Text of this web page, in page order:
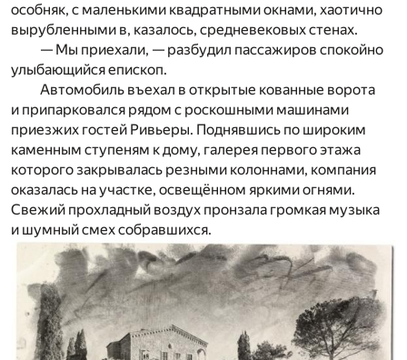
особняк, с маленькими квадратными окнами, хаотично
вырубленными в, казалось, средневековых стенах.
— Мы приехали, — разбудил пассажиров спокойно
улыбающийся епископ.
Автомобиль въехал в открытые кованные ворота
и припарковался рядом с роскошными машинами
приезжих гостей Ривьеры. Поднявшись по широким
каменным ступеням к дому, галерея первого этажа
которого закрывалась резными колоннами, компания
оказалась на участке, освещённом яркими огнями.
Свежий прохладный воздух пронзала громкая музыка
и шумный смех собравшихся.